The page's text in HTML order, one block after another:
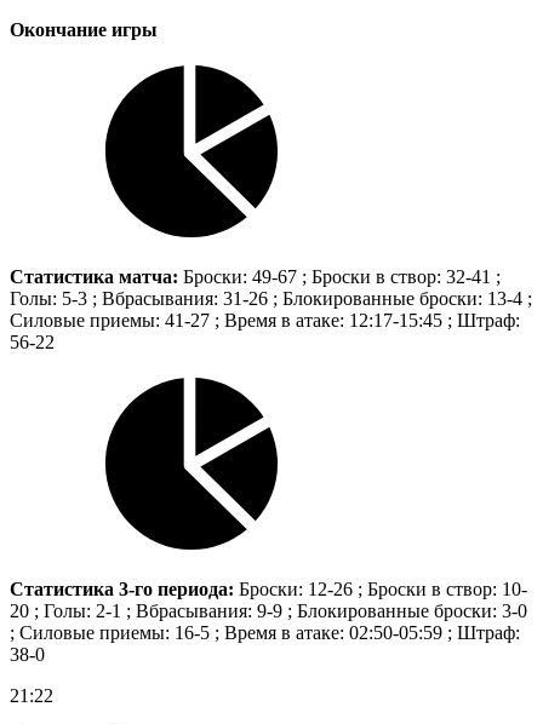
Окончание игры
Статистика матча: Броски: 49-67 ; Броски в створ: 32-41 ;
Голы: 5-3 ; Вбрасывания: 31-26 ; Блокированные броски: 13-4 ;
Силовые приемы: 41-27 ; Время в атаке: 12:17-15:45 ; Штраф:
56-22
Статистика 3-го периода: Броски: 12-26 ; Броски в створ: 10-
20 ; Голы: 2-1 ; Вбрасывания: 9-9 ; Блокированные броски: 3-0
; Силовые приемы: 16-5 ; Время в атаке: 02:50-05:59 ; Штраф:
38-0
21:22